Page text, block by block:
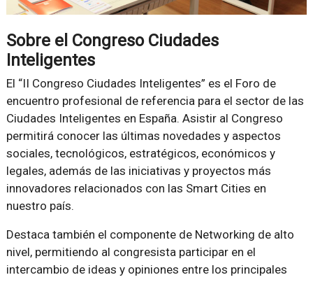
Sobre el Congreso Ciudades
Inteligentes
El “II Congreso Ciudades Inteligentes” es el Foro de
encuentro profesional de referencia para el sector de las
Ciudades Inteligentes en España. Asistir al Congreso
permitirá conocer las últimas novedades y aspectos
sociales, tecnológicos, estratégicos, económicos y
legales, además de las iniciativas y proyectos más
innovadores relacionados con las Smart Cities en
nuestro país.
Destaca también el componente de Networking de alto
nivel, permitiendo al congresista participar en el
intercambio de ideas y opiniones entre los principales